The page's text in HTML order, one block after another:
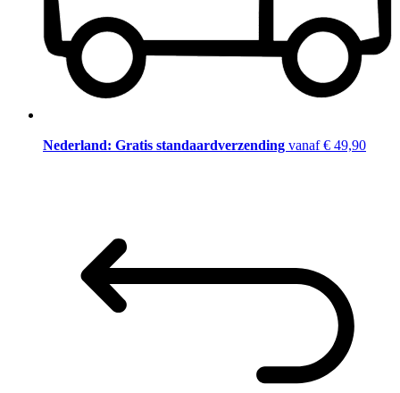
Nederland: Gratis standaardverzending vanaf € 49,90